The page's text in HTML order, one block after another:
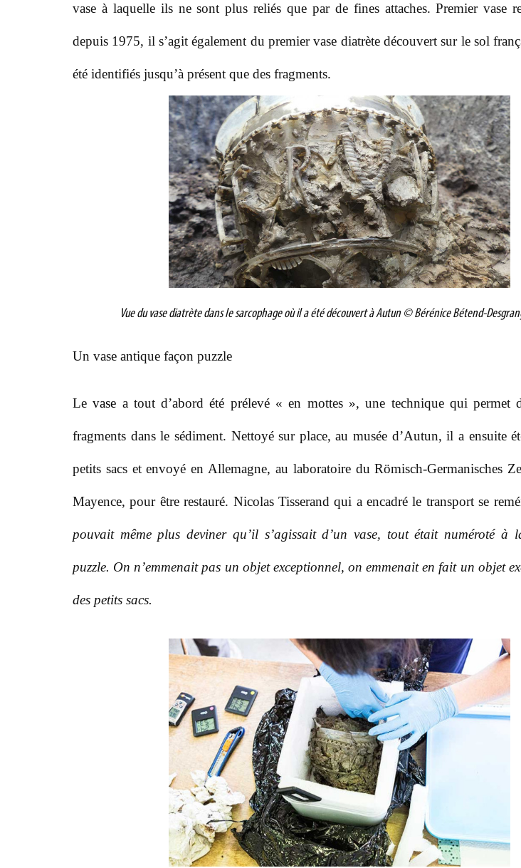
vase à laquelle ils ne sont plus reliés que par de fines attaches. Premier vase
depuis 1975, il s’agit également du premier vase diatrète découvert sur le sol
été identifiés jusqu’à présent que des fragments.
Vue du vase diatrète dans le sarcophage où il a été découvert à Autun © Bérénice Bétend-
Un vase antique façon puzzle
Levase a tout d’abord été prélevé « en mottes », une technique qui permet
fragments dans le sédiment. Nettoyé sur place, au musée d’Autun, il a ensuite
petits sacs et envoyé en Allemagne, au laboratoire du Römisch-Germanisches
Mayence, pour être restauré. Nicolas Tisserand qui a encadré le transport se
pouvait même plus deviner qu’il s’agissait d’un vase, tout était numéroté à
puzzle. On n’emmenait pas un objet exceptionnel, on emmenait en fait un objet
des petits sacs.